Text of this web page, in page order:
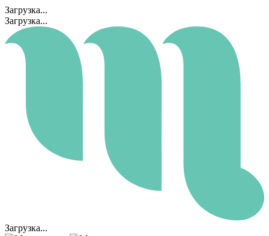
Загрузка...
Загрузка...
Загрузка...